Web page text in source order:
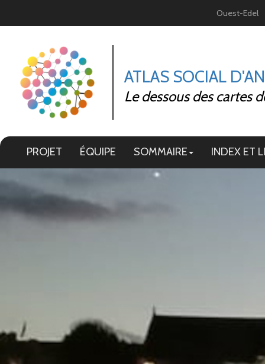
Ouest-Edel
ATLAS SOCIAL
Le dessous des cartes
PROJET ÉQUIPE SOMMAIRE INDEX ET